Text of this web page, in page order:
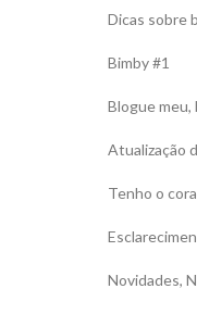
Dicas sobre
Bimby #1
Blogue meu,
Atualização
Tenho o
Novidades,